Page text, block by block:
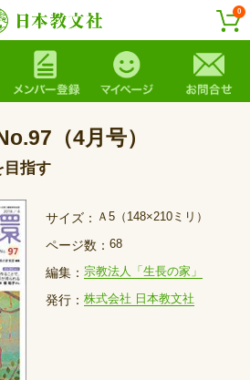
0
（4月号）
目指す
サイズ： Ａ5（148×210ミリ）
ページ数： 68
編集： 宗教法人「生長の家」
発行： 株式会社 日本教文社